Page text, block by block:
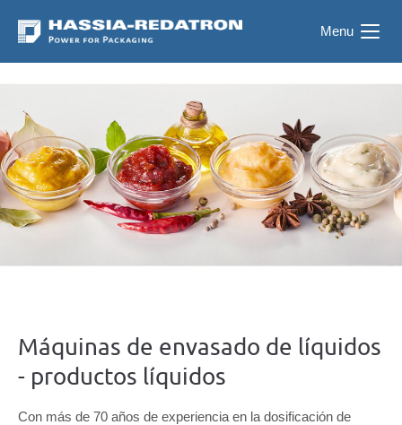
Menu
Máquinas de envasado de líquidos
- productos líquidos
Con más de 70 años de experiencia en la dosificación de